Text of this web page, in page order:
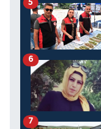
5
6
7